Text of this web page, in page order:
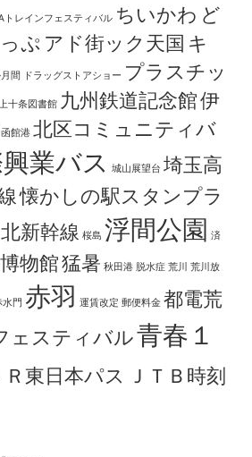
トレインフェスティバル ちいかわ ど
ぷ アド街ック天国 キ
間 ドラッグストアショー プラスチッ
十条図書館 九州鉄道記念館伊
函館港 北区コミュニティバ
業バス 城山展望台 埼玉高
懐かしの駅スタンプラ
新幹線 桜島 浮間公園 済
物館猛暑 秋田港 脱水症 荒川 荒川放
水門 赤羽 運賃改定 郵便料金 都電荒
ェスティバル青春１
Ｒ東日本パス ＪＴＢ時刻